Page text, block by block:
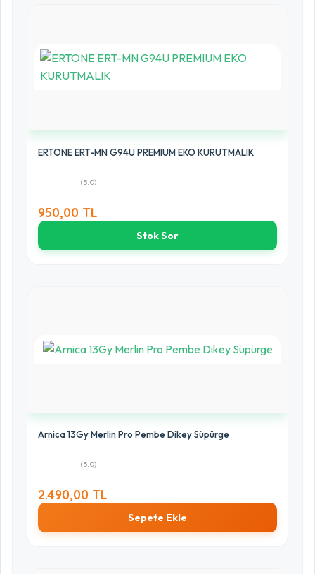
ERTONE ERT-MN G94U PREMIUM EKO KURUTMALIK
(5.0)
950,00 TL
Stok Sor
Arnica 13Gy Merlin Pro Pembe Dikey Süpürge
(5.0)
2.490,00 TL
Sepete Ekle